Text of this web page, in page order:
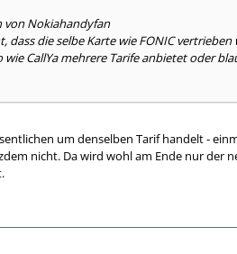
von Nokiahandyfan
dass die selbe Karte wie FONIC
wie CallYa mehrere Tarife anbietet oder
um denselben Tarif handelt -
nicht. Da wird wohl am Ende nur